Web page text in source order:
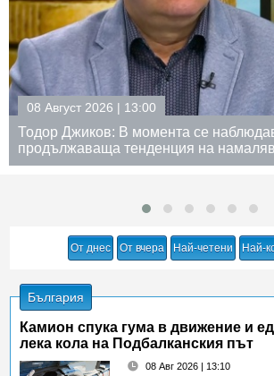
цените
08 Август 2026 | 12:30
Румен Радев след
сигурността: Дрон е
пространство
От днес От вчера Най-четени Най-
България
Камион спука гума в движение и
лека кола на Подбалканския път
08 Авг 2026 | 13:10